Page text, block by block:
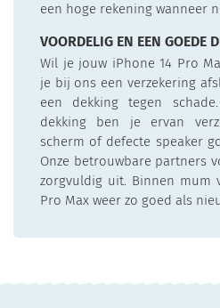
een hoge rekening wanneer
VOORDELIG EN EEN GOEDE
Wil je jouw iPhone 14 Pro
je bij ons een verzekering
een dekking tegen
dekking ben je ervan
scherm of defecte speaker
Onze betrouwbare partners
zorgvuldig uit. Binnen mum
Pro Max weer zo goed als